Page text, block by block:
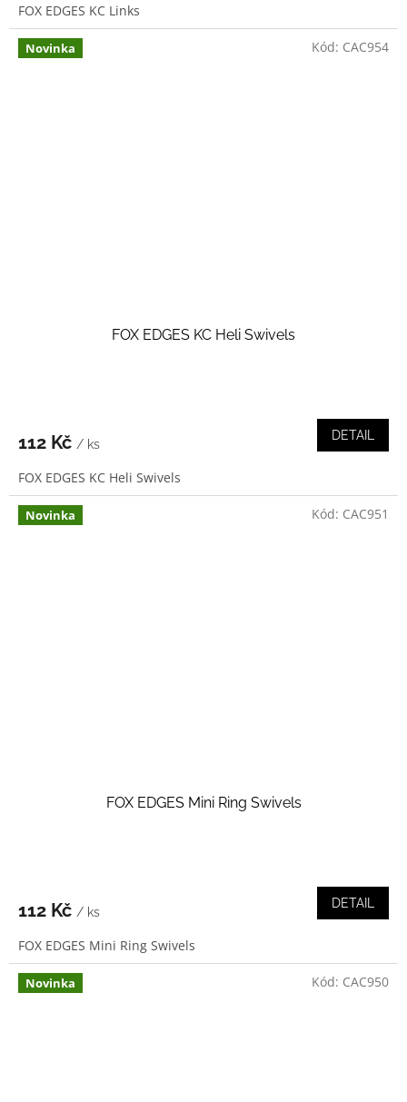
FOX EDGES KC Links
Novinka
FOX EDGES KC Heli Swivels
112 Kč / ks
DETAIL
FOX EDGES KC Heli Swivels
Kód: CAC954
Novinka
FOX EDGES Mini Ring Swivels
112 Kč / ks
DETAIL
FOX EDGES Mini Ring Swivels
Kód: CAC951
Novinka Kód: CAC950